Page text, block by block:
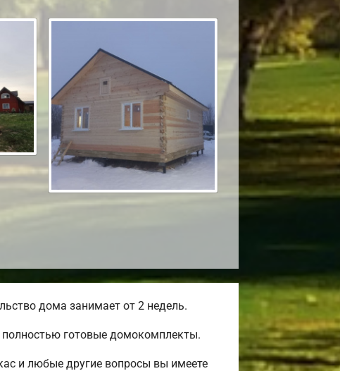
дома занимает от 2 недель.
полностью готовые домокомплекты.
и любые другие вопросы вы имеете